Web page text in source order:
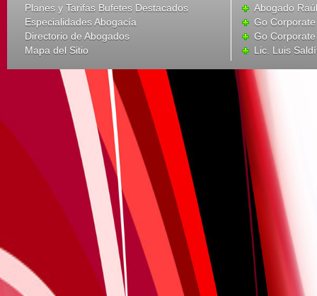
Planes y Tarifas Bufetes Destacados
Especialidades Abogacía
Directorio de Abogados
Mapa del Sitio
Abogado
Go
Go
Lic. Luis